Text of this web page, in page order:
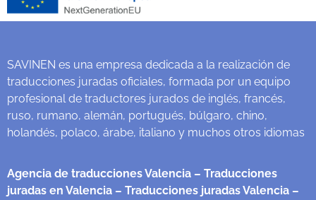
SAVINEN es una empresa dedicada a la realización de
traducciones juradas oficiales, formada por un equipo
profesional de traductores jurados de inglés, francés,
ruso, rumano, alemán, portugués, búlgaro, chino,
holandés, polaco, árabe, italiano y muchos otros idiomas
Agencia de traducciones Valencia – Traducciones
juradas en Valencia – Traducciones juradas Valencia –